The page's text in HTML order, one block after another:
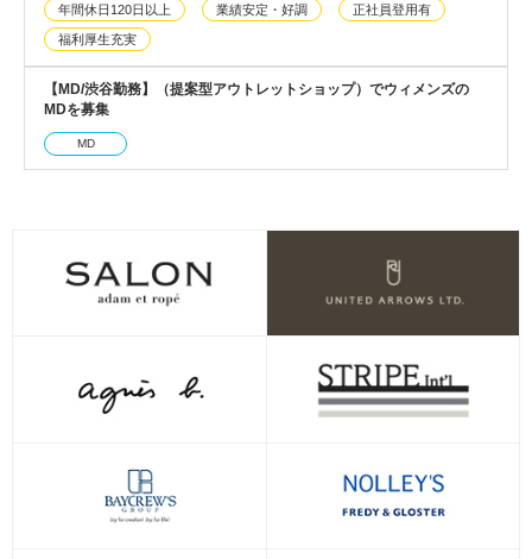
年間休日120日以上 業績安定・好調 正社員登用有
福利厚生充実
【MD/渋谷勤務】（提案型アウトレットショップ）でウィメンズの
MDを募集
MD